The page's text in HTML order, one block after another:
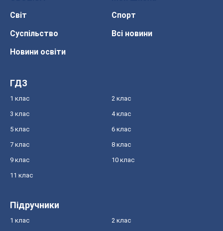
Світ
Спорт
Суспільство
Всі новини
Новини освіти
ГДЗ
1 клас 2 клас
3 клас 4 клас
5 клас 6 клас
7 клас 8 клас
9 клас 10 клас
11 клас
Підручники
1 клас 2 клас